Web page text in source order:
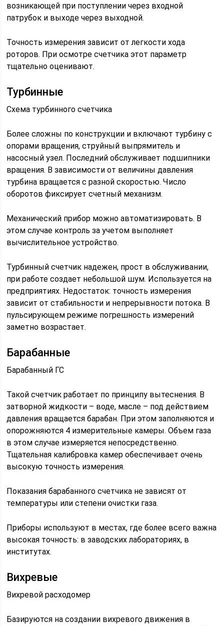
возникающей при поступлении через входной
патрубок и выходе через выходной.
Точность измерения зависит от легкости хода
роторов. При осмотре счетчика этот параметр
тщательно оценивают.
Турбинные
Схема турбинного счетчика
Более сложны по конструкции и включают турбину с
опорами вращения, струйный выпрямитель и
насосный узел. Последний обслуживает подшипники
вращения. В зависимости от величины давления
турбина вращается с разной скоростью. Число
оборотов фиксирует счетный механизм.
Механический прибор можно автоматизировать. В
этом случае контроль за учетом выполняет
вычислительное устройство.
Турбинный счетчик надежен, прост в обслуживании,
при работе создает небольшой шум. Используется на
предприятиях. Недостаток: точность измерения
зависит от стабильности и непрерывности потока. В
пульсирующем режиме погрешность измерений
заметно возрастает.
Барабанные
Барабанный ГС
Такой счетчик работает по принципу вытеснения. В
затворной жидкости – воде, масле – под действием
давления вращается барабан. При этом заполняются и
опорожняются 4 измерительные камеры. Объем газа
в этом случае измеряется непосредственно.
Тщательная калибровка камер обеспечивает очень
высокую точность измерения.
Показания барабанного счетчика не зависят от
температуры или степени очистки газа.
Приборы используют в местах, где более всего важна
высокая точность: в заводских лабораториях, в
институтах.
Вихревые
Вихревой расходомер
Базируются на создании вихревого движения в